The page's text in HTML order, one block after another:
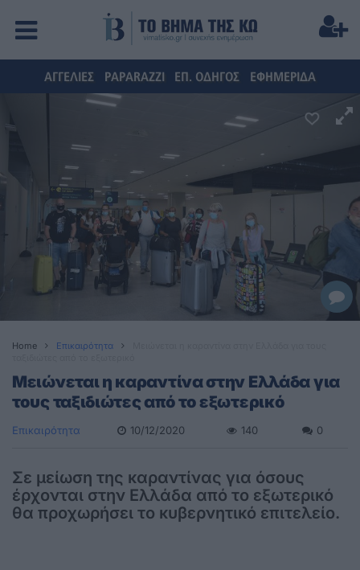
ΑΓΓΕΛΙΕΣ PAPARAZZI ΕΠ. ΟΔΗΓΟΣ ΕΦΗΜΕΡΙΔΑ
Home Επικαιρότητα
Μειώνεται η καραντίνα στην Ελλάδα για
τους ταξιδιώτες από το εξωτερικό
Επικαιρότητα 10/12/2020 140 0
Σε μείωση της καραντίνας για όσους
έρχονται στην Ελλάδα από το εξωτερικό
θα προχωρήσει το κυβερνητικό επιτελείο.